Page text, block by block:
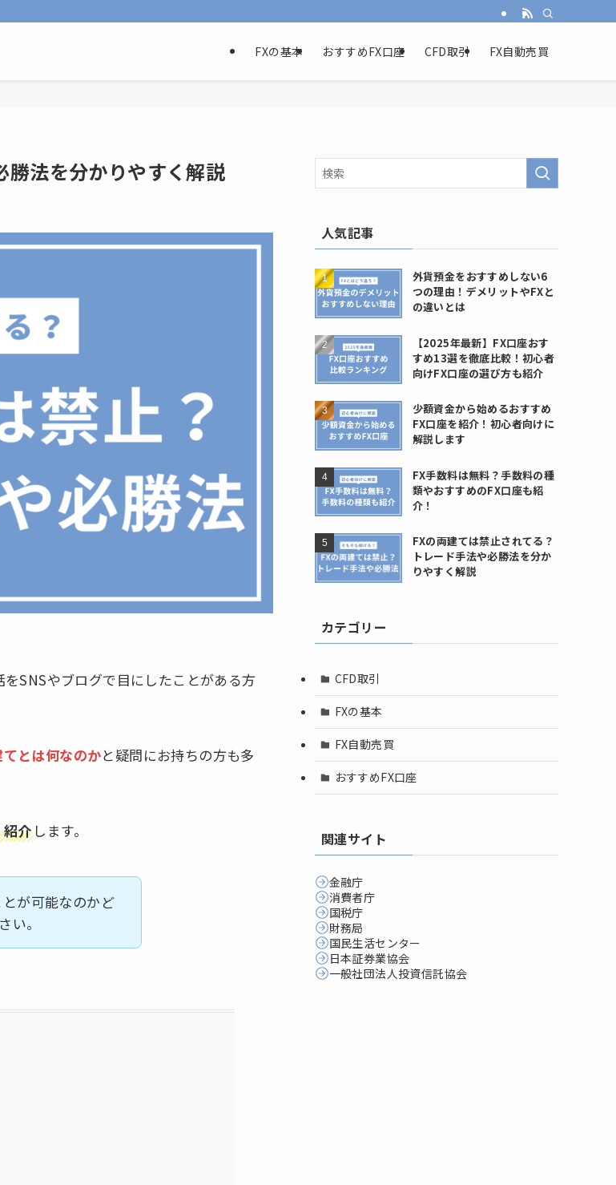
FXの基本 おすすめFX口座 CFD取引 FX自動売買
勝法を分かりやすく解説
SNSやブログで目にしたことがある方
とは何なのかと疑問にお持ちの方も多
介 します。
が可能なのかど
い。
人気記事
外貨預金をおすすめしない6
つの理由！デメリットやFXと
の違いとは
【2025年最新】FX口座おす
すめ13選を徹底比較！初心者
向けFX口座の選び方も紹介
少額資金から始めるおすすめ
FX口座を紹介！初心者向けに
解説します
FX手数料は無料？手数料の種
類やおすすめのFX口座も紹
介！
FXの両建ては禁止されてる？
トレード手法や必勝法を分か
りやすく解説
カテゴリー
CFD取引
FXの基本
FX自動売買
おすすめFX口座
関連サイト
金融庁
消費者庁
国税庁
財務局
国民生活センター
日本証券業協会
一般社団法人投資信託協会